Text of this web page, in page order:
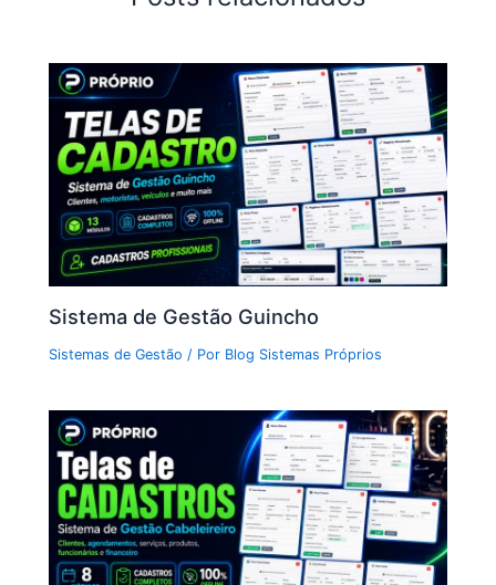
Sistema de Gestão Guincho
Sistemas de Gestão / Por Blog Sistemas Próprios